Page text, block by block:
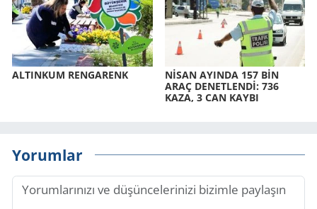
AL­TIN­KUM REN­GA­RENK
NİSAN AYIN­DA 157 BİN
ARAÇ DE­NET­LENDİ: 736
KAZA, 3 CAN KAYBI
Yorumlar